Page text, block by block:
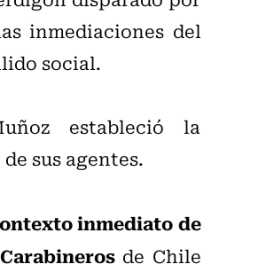
inmediaciones del
social.
estableció la
sus agentes.
inmediato de
de Chile